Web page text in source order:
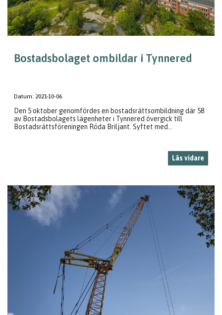
Bostadsbolaget ombildar i Tynnered
Datum: 2021-10-06
Den 5 oktober genomfördes en bostadsrättsombildning där 58
av Bostadsbolagets lägenheter i Tynnered övergick till
Bostadsrättsföreningen Röda Briljant. Syftet med...
Läs vidare